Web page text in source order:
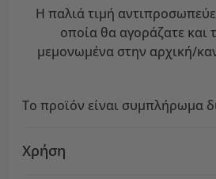
Η παλιά τιμή
οποία θα αγοράζατε και
μεμονωμένα στην αρχική/
Το προϊόν είναι συμπλήρωμα
Χρήση